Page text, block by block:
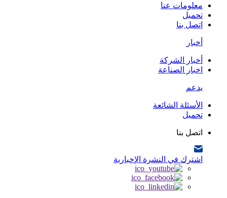
معلومات عنا
تحميل
اتصل بنا
أخبار
أخبار الشركة
اخبار الصناعة
يدعم
الأسئلة الشائعة
تحميل
اتصل بنا
اشترك في النشرة الإخبارية